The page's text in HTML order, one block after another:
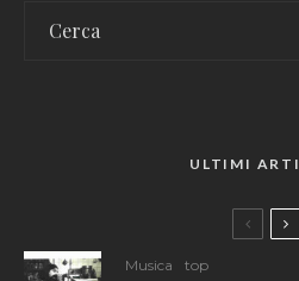
ULTIMI
Musica top